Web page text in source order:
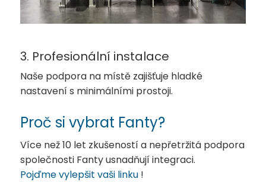
3. Profesionální instalace
Naše podpora na místě zajišťuje hladké
nastavení s minimálními prostoji.
Proč si vybrat Fanty?
Více než 10 let zkušeností a nepřetržitá podpora
společnosti Fanty usnadňují integraci.
Pojďme vylepšit vaši linku !